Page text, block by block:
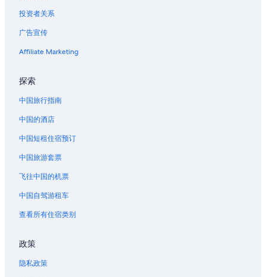
位于凡尔登的设有 SPA 水疗的度假村酒店
奥布河畔阿尔西的酒店
葛兰皮衣的酒店
投资者关系
广告宣传
Affiliate Marketing
探索
中国旅行指南
中国的酒店
中国短租住宿预订
中国旅游套票
飞往中国的机票
中国自驾游租车
查看所有住宿类别
政策
隐私政策